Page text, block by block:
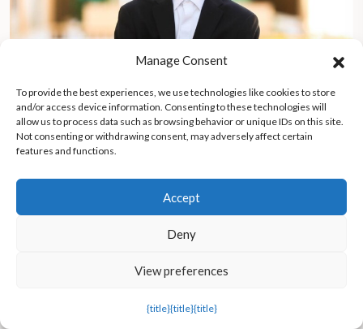
Manage Consent
To provide the best experiences, we use technologies like cookies to store
and/or access device information. Consenting to these technologies will
allow us to process data such as browsing behavior or unique IDs on this site.
Not consenting or withdrawing consent, may adversely affect certain
features and functions.
Accept
Deny
View preferences
{title}{title}{title}